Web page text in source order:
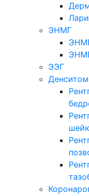
ЭНМГ
ЭЭГ